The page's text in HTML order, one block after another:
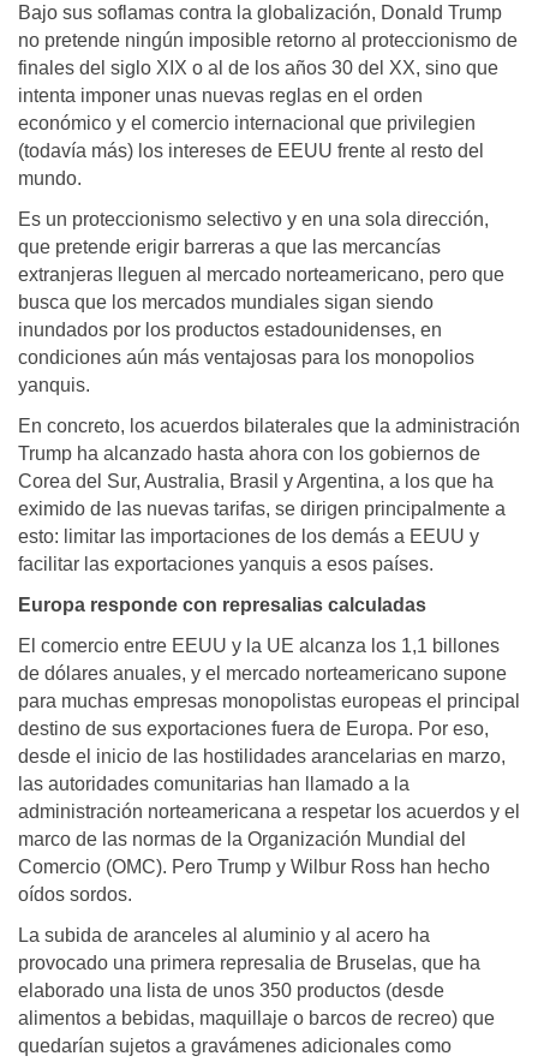
Bajo sus soflamas contra la globalización, Donald Trump
no pretende ningún imposible retorno al proteccionismo de
finales del siglo XIX o al de los años 30 del XX, sino que
intenta imponer unas nuevas reglas en el orden
económico y el comercio internacional que privilegien
(todavía más) los intereses de EEUU frente al resto del
mundo.
Es un proteccionismo selectivo y en una sola dirección,
que pretende erigir barreras a que las mercancías
extranjeras lleguen al mercado norteamericano, pero que
busca que los mercados mundiales sigan siendo
inundados por los productos estadounidenses, en
condiciones aún más ventajosas para los monopolios
yanquis.
En concreto, los acuerdos bilaterales que la administración
Trump ha alcanzado hasta ahora con los gobiernos de
Corea del Sur, Australia, Brasil y Argentina, a los que ha
eximido de las nuevas tarifas, se dirigen principalmente a
esto: limitar las importaciones de los demás a EEUU y
facilitar las exportaciones yanquis a esos países.
Europa responde con represalias calculadas
El comercio entre EEUU y la UE alcanza los 1,1 billones
de dólares anuales, y el mercado norteamericano supone
para muchas empresas monopolistas europeas el principal
destino de sus exportaciones fuera de Europa. Por eso,
desde el inicio de las hostilidades arancelarias en marzo,
las autoridades comunitarias han llamado a la
administración norteamericana a respetar los acuerdos y el
marco de las normas de la Organización Mundial del
Comercio (OMC). Pero Trump y Wilbur Ross han hecho
oídos sordos.
La subida de aranceles al aluminio y al acero ha
provocado una primera represalia de Bruselas, que ha
elaborado una lista de unos 350 productos (desde
alimentos a bebidas, maquillaje o barcos de recreo) que
quedarían sujetos a gravámenes adicionales como